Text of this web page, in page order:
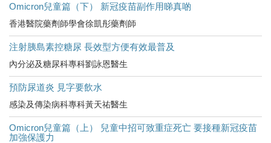
Omicron兒童篇（下） 新冠疫苗副作用睇真啲
香港醫院藥劑師學會徐凱彤藥劑師
注射胰島素控糖尿 長效型方便有效最普及
內分泌及糖尿科專科劉詠恩醫生
預防尿道炎 見字要飲水
感染及傳染病科專科黃天祐醫生
Omicron兒童篇（上） 兒童中招可致重症死亡 要接種新冠疫苗
加強保護力